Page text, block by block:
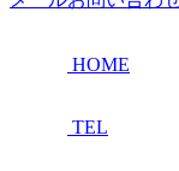
HOME
TEL